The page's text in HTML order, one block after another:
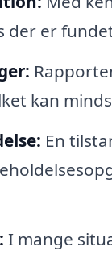
der er
kan
En
I mange